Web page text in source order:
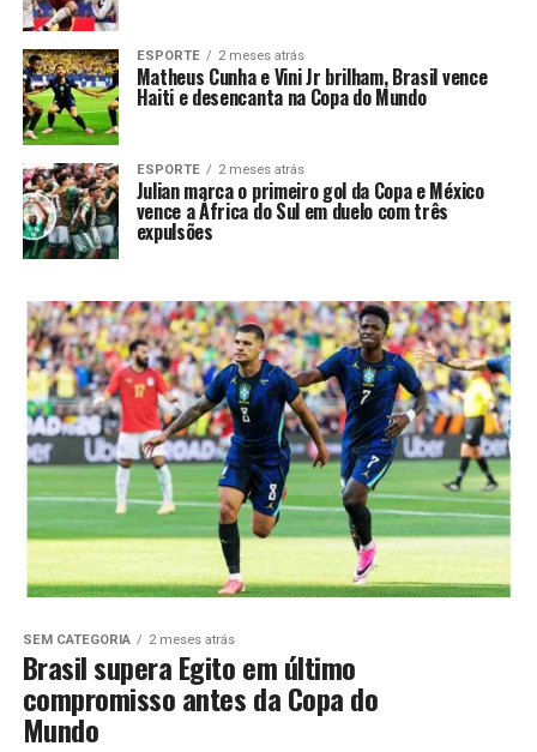
ESPORTE 2 meses atrás
Matheus Cunha e Vini Jr brilham, Brasil vence
Haiti e desencanta na Copa do Mundo
ESPORTE 2 meses atrás
Julian marca o primeiro gol da Copa e México
vence a África do Sul em duelo com três
expulsões
SEM CATEGORIA 2 meses atrás
Brasil supera Egito em último
compromisso antes da Copa do
Mundo